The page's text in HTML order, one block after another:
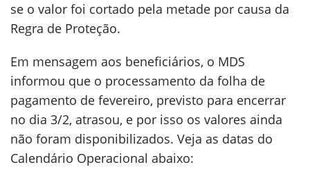
se o valor foi cortado pela metade por causa da
Regra de Proteção.
Em mensagem aos beneficiários, o MDS
informou que o processamento da folha de
pagamento de fevereiro, previsto para encerrar
no dia 3/2, atrasou, e por isso os valores ainda
não foram disponibilizados. Veja as datas do
Calendário Operacional abaixo: